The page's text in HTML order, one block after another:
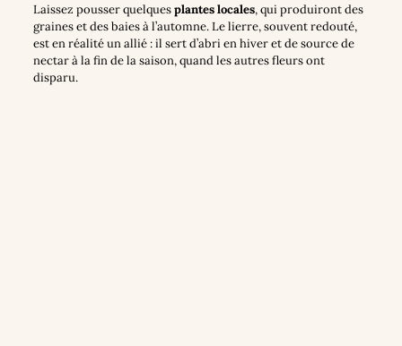
Laissez pousser quelquesplantes locales, qui produiront des
graines et des baies à l’automne. Le lierre, souvent redouté,
est en réalité un allié : il sert d’abri en hiver et de source de
nectar à la fin de la saison, quand les autres fleurs ont
disparu.